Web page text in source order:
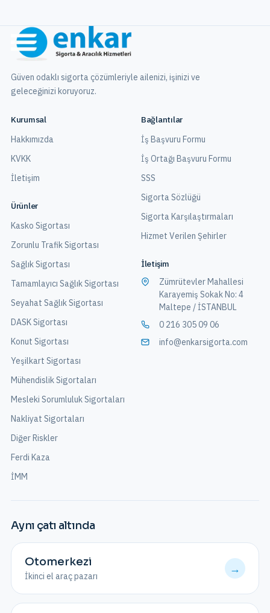
Güven odaklı sigorta çözümleriyle ailenizi, işinizi ve
geleceğinizi koruyoruz.
Kurumsal
Hakkımızda
KVKK
İletişim
Ürünler
Kasko Sigortası
Zorunlu Trafik Sigortası
Sağlık Sigortası
Tamamlayıcı Sağlık Sigortası
Seyahat Sağlık Sigortası
DASK Sigortası
Konut Sigortası
Yeşilkart Sigortası
Mühendislik Sigortaları
Mesleki Sorumluluk Sigortaları
Nakliyat Sigortaları
Diğer Riskler
Ferdi Kaza
İMM
Bağlantılar
İş Başvuru Formu
İş Ortağı Başvuru Formu
SSS
Sigorta Sözlüğü
Sigorta Karşılaştırmaları
Hizmet Verilen Şehirler
İletişim
Zümrütevler Mahallesi
Karayemiş Sokak No: 4
Maltepe / İSTANBUL
0 216 305 09 06
info@enkarsigorta.com
Aynı çatı altında
Otomerkezi
İkinci el araç pazarı
→